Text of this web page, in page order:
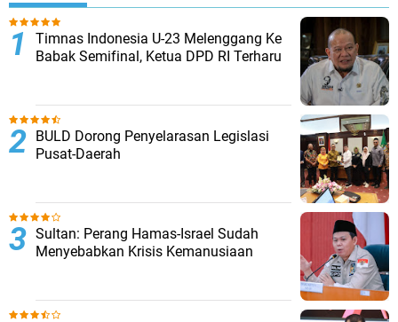
Timnas Indonesia U-23 Melenggang Ke
Babak Semifinal, Ketua DPD RI Terharu
BULD Dorong Penyelarasan Legislasi
Pusat-Daerah
Sultan: Perang Hamas-Israel Sudah
Menyebabkan Krisis Kemanusiaan